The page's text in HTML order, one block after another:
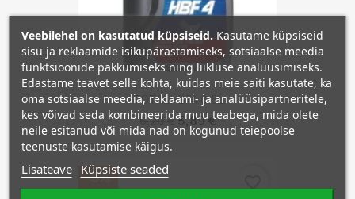
TOTAL HBF4 0.5L
6,20 €5,89 €
−5%
Veebilehel on kasutatud küpsiseid.Kasutame küpsiseid
sisu ja reklaamide isikupärastamiseks, sotsiaalse meedia
funktsioonide pakkumiseks ning liikluse analüüsimiseks.
Edastame teavet selle kohta, kuidas meie saiti kasutate, ka
oma sotsiaalse meedia, reklaami- ja analüüsipartneritele,
kes võivad seda kombineerida muu teabega, mida olete
neile esitanud või mida nad on kogunud teiepoolse
teenuste kasutamise käigus.
Lisateave Küpsiste seaded